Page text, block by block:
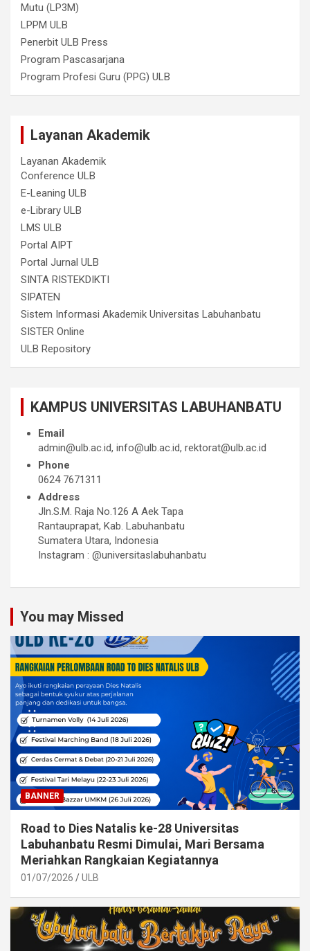
Mutu (LP3M)
LPPM ULB
Penerbit ULB Press
Program Pascasarjana
Program Profesi Guru (PPG) ULB
Layanan Akademik
Layanan Akademik
Conference ULB
E-Leaning ULB
e-Library ULB
LMS ULB
Portal AIPT
Portal Jurnal ULB
SINTA RISTEKDIKTI
SIPATEN
Sistem Informasi Akademik Universitas Labuhanbatu
SISTER Online
ULB Repository
KAMPUS UNIVERSITAS LABUHANBATU
Email
admin@ulb.ac.id, info@ulb.ac.id, rektorat@ulb.ac.id
Phone
0624 7671311
Address
Jln.S.M. Raja No.126 A Aek Tapa
Rantauprapat, Kab. Labuhanbatu
Sumatera Utara, Indonesia
Instagram : @universitaslabuhanbatu
You may Missed
BANNER
Road to Dies Natalis ke-28 Universitas
Labuhanbatu Resmi Dimulai, Mari Bersama
Meriahkan Rangkaian Kegiatannya
01/07/2026 ULB